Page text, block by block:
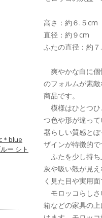
高さ：約６.５cm
直径：約９cm
ふたの直径：約
爽やかな白に個
のフォルムが素
商品です。
模様はひとつひ
つ色や形が違っ
器らしい質感と
ザインが特徴的で
ふたを少し持ち
灰や吸い殻が見
く見た目や実用
モロッコらしさ
箱などの家具の
＊blue
ー シト